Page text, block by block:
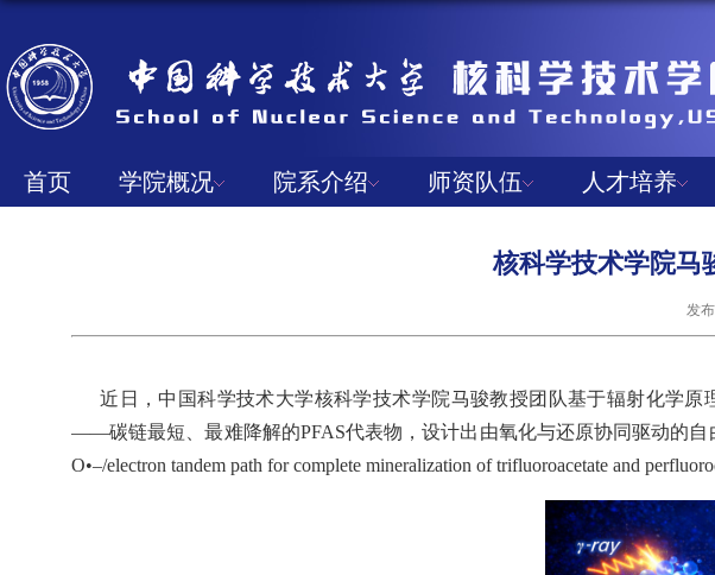
首页 学院概况 院系介绍 师资队伍 人才培养
核科学技术学院马
发
近日，中国科学技术大学核科学技术学院马骏教授团队基于辐射化学
——碳链最短、最难降解的PFAS代表物，设计出由氧化与还原协同驱动的
O•–/electron tandem path for complete mineralization of trifluoroacetate and